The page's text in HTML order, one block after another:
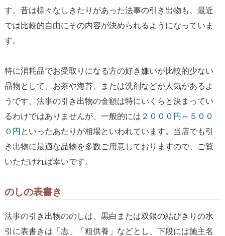
す。昔は様々なしきたりがあった法事の引き出物も、最近
では比較的自由にその内容が決められるようになっていま
す。
特に消耗品でお受取りになる方の好き嫌いが比較的少ない
品物として、お茶や海苔、または洗剤などが人気があるよ
うです。法事の引き出物の金額は特にいくらと決まってい
るわけではありませんが、一般的には ２０００円 ～ ５００
０円 といったあたりが相場といわれています。当店でも引
き出物に最適な品物を多数ご用意しておりますので、ご覧
いただければ幸いです。
のしの表書き
法事の引き出物ののしは、黒白または双銀の結びきりの水
引に表書きは「志」「粗供養」などとし、下段には施主名